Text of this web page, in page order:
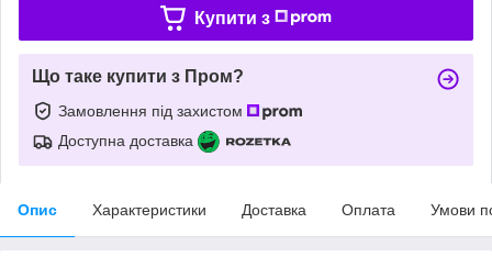
Купити з
Що таке купити з Пром?
Замовлення під захистом
Доступна доставка
Опис Характеристики Доставка Оплата Умови